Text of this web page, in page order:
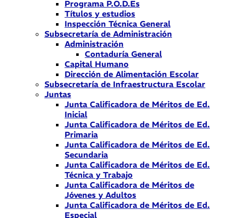
Programa P.O.D.Es
Títulos y estudios
Inspección Técnica General
Subsecretaría de Administración
Administración
Contaduría General
Capital Humano
Dirección de Alimentación Escolar
Subsecretaría de Infraestructura Escolar
Juntas
Junta Calificadora de Méritos de Ed.
Inicial
Junta Calificadora de Méritos de Ed.
Primaria
Junta Calificadora de Méritos de Ed.
Secundaria
Junta Calificadora de Méritos de Ed.
Técnica y Trabajo
Junta Calificadora de Méritos de
Jóvenes y Adultos
Junta Calificadora de Méritos de Ed.
Especial